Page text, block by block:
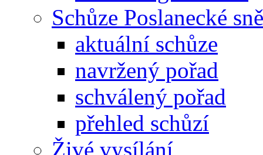
Schůze Poslanecké
aktuální schůze
navržený pořad
schválený pořad
přehled schůzí
Živé vysílání